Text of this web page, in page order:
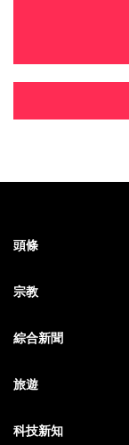
頭條
宗教
綜合新聞
旅遊
科技新知